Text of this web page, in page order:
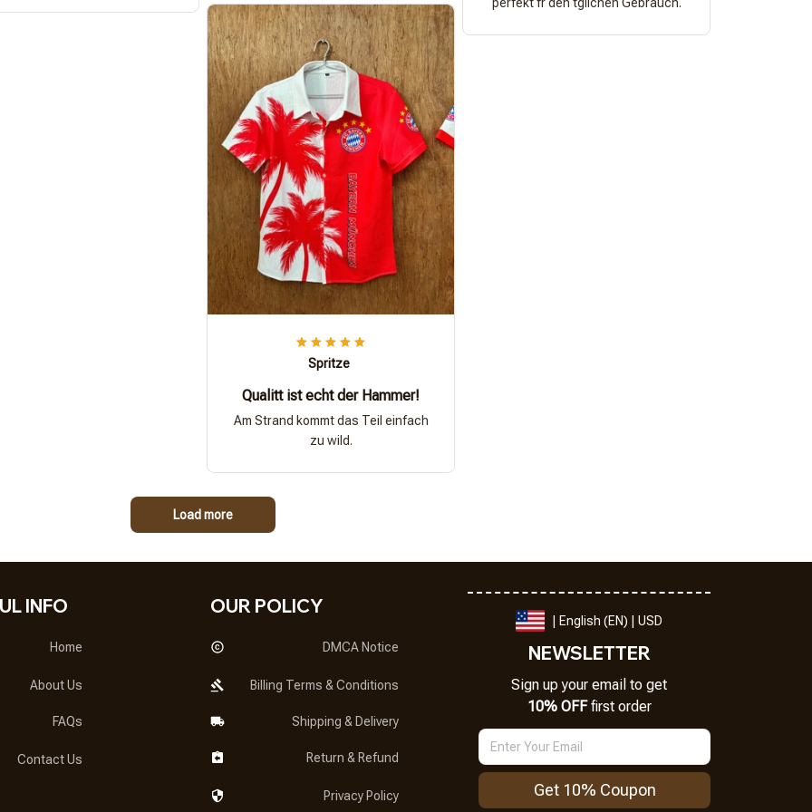
perfekt fr den tglichen Gebrauch.
Spritze
Qualitt ist echt der Hammer!
Am Strand kommt das Teil einfach
zu wild.
Load more
INFO
Home
About Us
FAQs
Contact Us
OUR POLICY
DMCA Notice
Billing Terms & Conditions
Shipping & Delivery
Return & Refund
Privacy Policy
| English (EN) | USD
NEWSLETTER
Sign up your email to get
10% OFF first order
Get 10% Coupon